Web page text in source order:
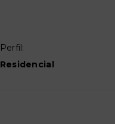
Perfil:
Residencial